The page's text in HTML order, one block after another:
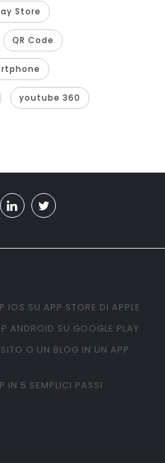
Store
QR Code
youtube 360
IOS SU APP STORE DI APPLE
ANDROID SU GOOGLE PLAY
O UN BLOG IN UN APP
IN 5 SEMPLICI PASSI